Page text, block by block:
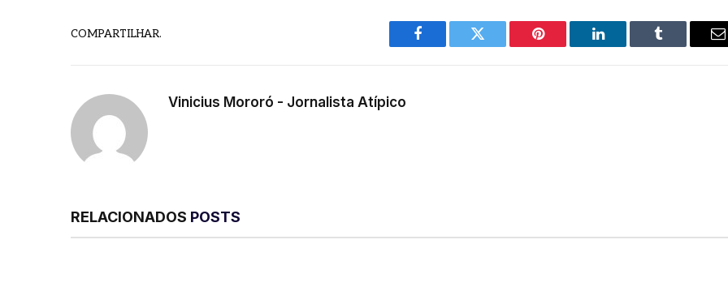
COMPARTILHAR.
Facebook Twitter Pinterest LinkedIn Tumblr
Vinicius Mororó - Jornalista Atípico
RELACIONADOS POSTS